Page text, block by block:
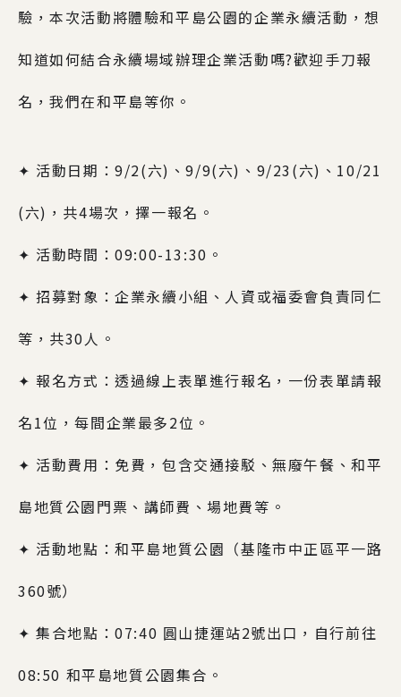
驗，本次活動將體驗和平島公園的企業永續活動，想
知道如何結合永續場域辦理企業活動嗎?歡迎手刀報
名，我們在和平島等你。
✦ 活動日期：9/2(六)、9/9(六)、9/23(六)、10/21
(六)，共4場次，擇一報名。
✦ 活動時間：09:00-13:30。
✦ 招募對象：企業永續小組、人資或福委會負責同仁
等，共30人。
✦ 報名方式：透過線上表單進行報名，一份表單請報
名1位，每間企業最多2位。
✦ 活動費用：免費，包含交通接駁、無廢午餐、和平
島地質公園門票、講師費、場地費等。
✦ 活動地點：和平島地質公園（基隆市中正區平一路
360號）
✦ 集合地點：07:40 圓山捷運站2號出口，自行前往
08:50 和平島地質公園集合。